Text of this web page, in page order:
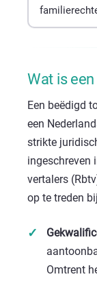
Wat is
Een beëdigd
een
strikte
ingeschreven
vertalers
op te treden
Omtrent